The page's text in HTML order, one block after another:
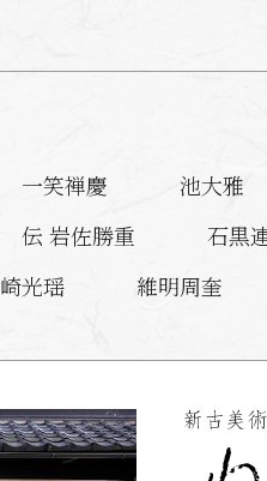
一笑禅慶 池大雅
伝 岩佐勝重 石黒
光瑶 維明周奎